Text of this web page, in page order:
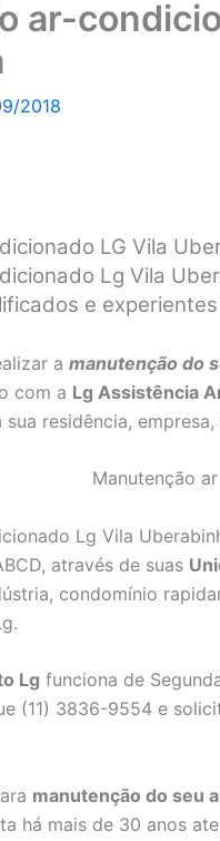
ar-
2018
LG Vila
Lg Vila
e
a manutenção do
com a Lg Assistência
residência,
Lg Vila
através de suas
condomínio
Lg funciona de
(11) 3836-9554 e
manutenção do seu
há mais de 30 anos